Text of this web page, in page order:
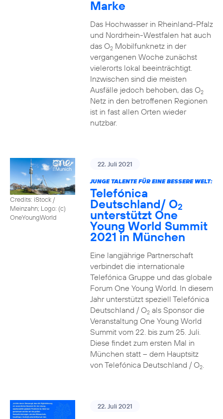
Marke
Das Hochwasser in Rheinland-Pfalz
und Nordrhein-Westfalen hat auch
das O2Mobilfunknetz in der
vergangenen Woche zunächst
vielerorts lokal beeinträchtigt.
Inzwischen sind die meisten
Ausfälle jedoch behoben, das O2
Netz in den betroffenen Regionen
ist in fast allen Orten wieder
nutzbar.
Credits: iStock /
Meinzahn; Logo: (c)
OneYoungWorld
22. Juli 2021
JUNGE TALENTE FÜR EINE BESSERE WELT:
Telefónica
Deutschland/ O2
unterstützt One
Young World Summit
2021 in München
Eine langjährige Partnerschaft
verbindet die internationale
Telefónica Gruppe und das globale
Forum One Young World. In diesem
Jahr unterstützt speziell Telefónica
Deutschland / O2als Sponsor die
Veranstaltung One Young World
Summit vom 22. bis zum 25. Juli.
Diese findet zum ersten Mal in
München statt – dem Hauptsitz
von Telefónica Deutschland / O2.
22. Juli 2021